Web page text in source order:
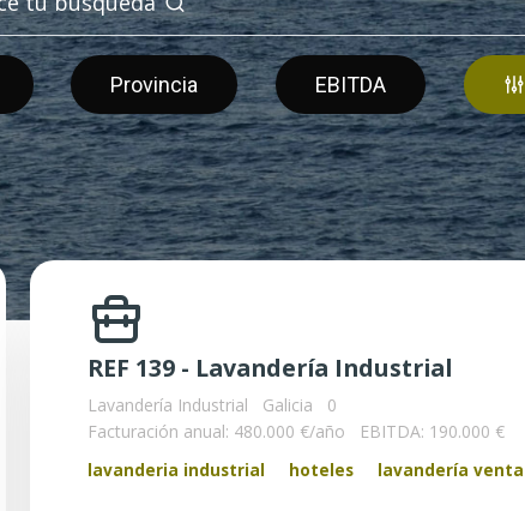
Provincia EBITDA
REF 139 - Lavandería Industrial
Lavandería Industrial Galicia
0
Facturación anual: 480.000 €/año
EBITDA: 190.000 €
lavanderia industrial hoteles lavandería venta